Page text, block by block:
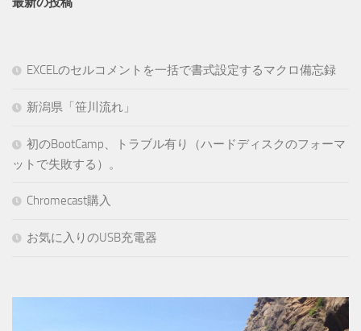
EXCELのセルコメントを一括で書式設定するマクロ備忘録
新潟県「笹川流れ」
初のBootCamp、トラブル有り（ハードディスクのフォーマ
ットで失敗する）。
Chromecast購入
お気に入りのUSB充電器